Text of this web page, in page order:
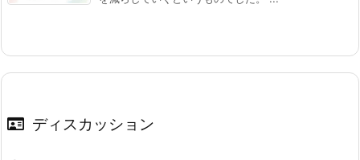
ディスカッション